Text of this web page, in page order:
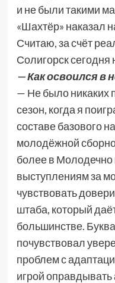
и не были такими
«Шахтёр» наказал
Считаю, за счёт
Солигорск сегодня
— Как освоился в
— Не было никаких
сезон, когда я
составе базового
молодёжной
более в Молодечно
выступлениям за
чувствовать
штаба, который
большинстве.
почувствовал
проблем с
игрой